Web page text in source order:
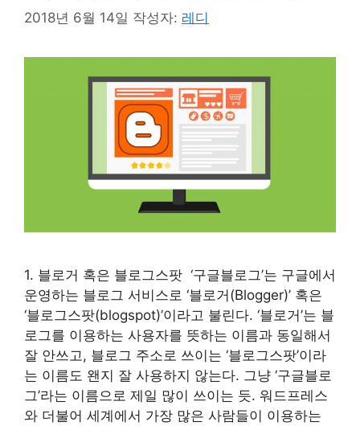
2018년 6월 14일 작성자: 레디
1. 블로거 혹은 블로그스팟 ‘구글블로그’는 구글에서
운영하는 블로그 서비스로 ‘블로거(Blogger)’ 혹은
‘블로그스팟(blogspot)’이라고 불린다. ‘블로거’는 블
로그를 이용하는 사용자를 뜻하는 이름과 동일해서
잘 안쓰고, 블로그 주소로 쓰이는 ‘블로그스팟’이라
는 이름도 왠지 잘 사용하지 않는다. 그냥 ‘구글블로
그’라는 이름으로 제일 많이 쓰이는 듯. 워드프레스
와 더불어 세계에서 가장 많은 사람들이 이용하는